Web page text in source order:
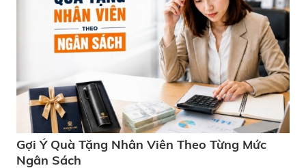
trong các dịp lễ. Thay vì lựa chọn các món quà đại
trà, việc cá nhân hóa theo ngành nghề giúp nâng cao
trải nghiệm và mức độ gắn kết của nhân viên. Gợi Ý
Quà Tặng Theo Ngành Nghề Phù Hợp Và Ý Nghĩa
Gợi Ý Quà Tặng Nhân Viên Theo Từng Mức
Ngân Sách